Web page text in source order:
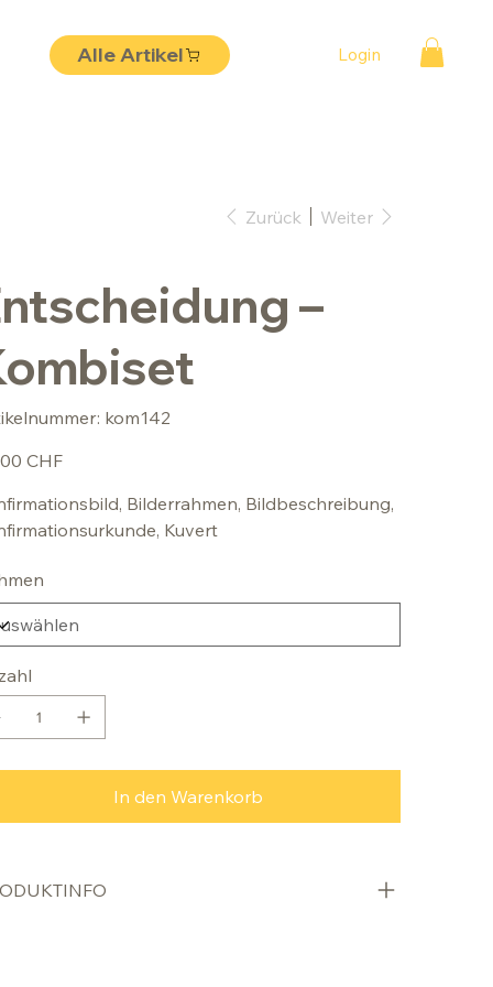
Alle Artikel Login
Zurück Weiter
–
Artikelnummer:
kom142
kom142
CHF
Bilderrahmen, Bildbeschreibung,
Kuvert
In den Warenkorb